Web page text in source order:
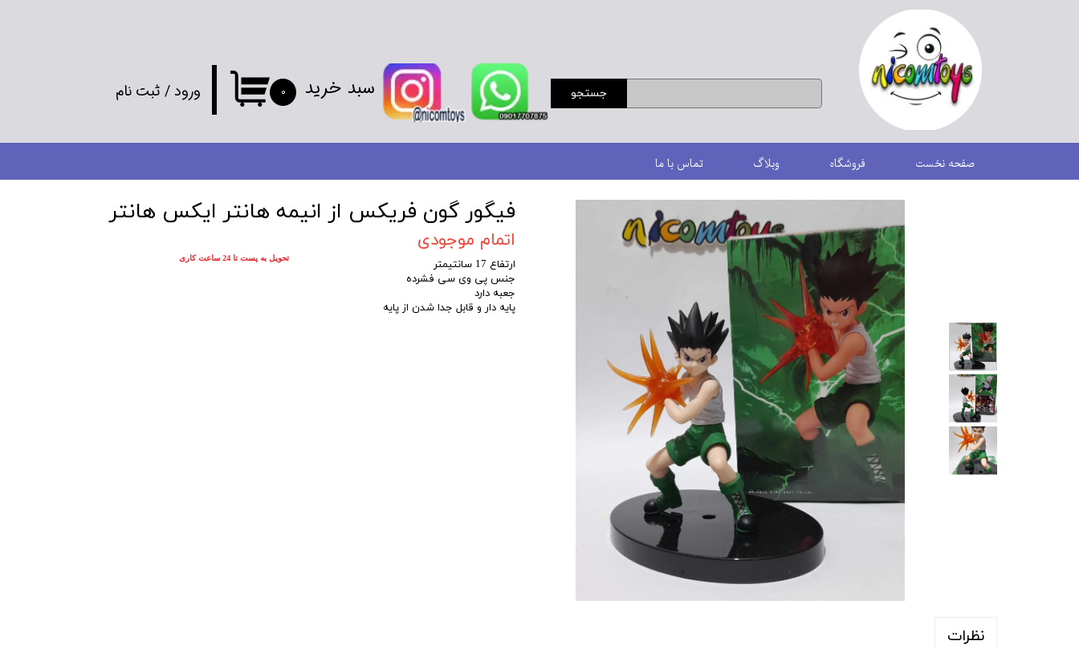
ورود/ ثبت نام جستجو ۰ سبد خرید
صفحه نخست فروشگاه وبلاگ تماس با ما
فیگور گون فریکس از انیمه هانتر ایکس هانتر
اتمام موجودی
ارتفاع 17 سانتیمتر
جنس پی وی سی فشرده
جعبه دارد
پایه دار و قابل جدا شدن از پایه
نظرات
تحویل به پست تا 24 ساعت کاری